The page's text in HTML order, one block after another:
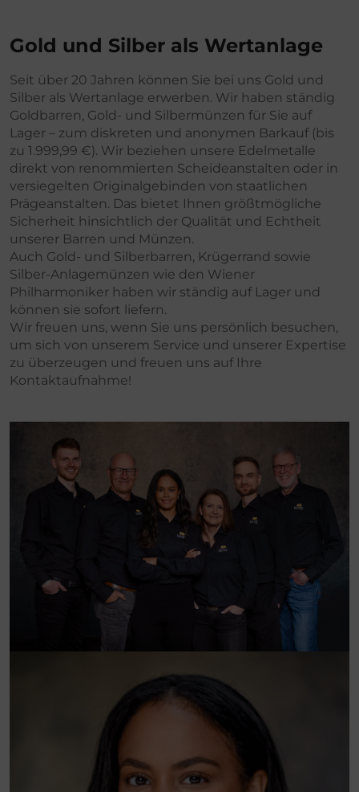
Gold und Silber als Wertanlage
Seit über 20 Jahren können Sie bei uns Gold und
Silber als Wertanlage erwerben. Wir haben ständig
Goldbarren, Gold- und Silbermünzen für Sie auf
Lager – zum diskreten und anonymen Barkauf (bis
zu 1.999,99 €). Wir beziehen unsere Edelmetalle
direkt von renommierten Scheideanstalten oder in
versiegelten Originalgebinden von staatlichen
Prägeanstalten. Das bietet Ihnen größtmögliche
Sicherheit hinsichtlich der Qualität und Echtheit
unserer Barren und Münzen.
Auch Gold- und Silberbarren, Krügerrand sowie
Silber-Anlagemünzen wie den Wiener
Philharmoniker haben wir ständig auf Lager und
können sie sofort liefern.
Wir freuen uns, wenn Sie uns persönlich besuchen,
um sich von unserem Service und unserer Expertise
zu überzeugen und freuen uns auf Ihre
Kontaktaufnahme!